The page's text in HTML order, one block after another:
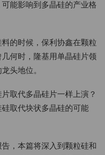
能影响到多晶硅的产业格
的时候，保利协鑫在颗粒
何时，隆基用单晶硅片领
头地位。
取代多晶硅片一样上演？
取代块状多晶硅的可能
，本篇将深入到颗粒硅和